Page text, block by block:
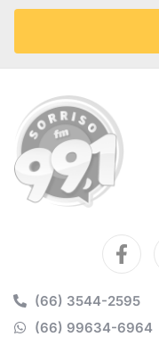
(66) 3544-2595
(66) 99634-6964